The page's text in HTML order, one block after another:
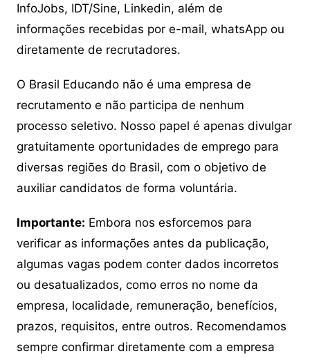
InfoJobs, IDT/Sine, Linkedin, além de
informações recebidas por e-mail, whatsApp ou
diretamente de recrutadores.
O Brasil Educando não é uma empresa de
recrutamento e não participa de nenhum
processo seletivo. Nosso papel é apenas divulgar
gratuitamente oportunidades de emprego para
diversas regiões do Brasil, com o objetivo de
auxiliar candidatos de forma voluntária.
Importante: Embora nos esforcemos para
verificar as informações antes da publicação,
algumas vagas podem conter dados incorretos
ou desatualizados, como erros no nome da
empresa, localidade, remuneração, benefícios,
prazos, requisitos, entre outros. Recomendamos
sempre confirmar diretamente com a empresa